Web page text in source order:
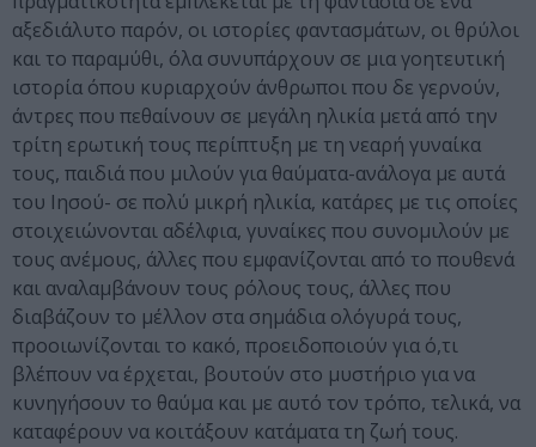
αξεδιάλυτο παρόν, οι ιστορίες φαντασμάτων, οι θρύλοι
και το παραμύθι, όλα συνυπάρχουν σε μια γοητευτική
ιστορία όπου κυριαρχούν άνθρωποι που δε γερνούν,
άντρες που πεθαίνουν σε μεγάλη ηλικία μετά από την
τρίτη ερωτική τους περίπτυξη με τη νεαρή γυναίκα
τους, παιδιά που μιλούν για θαύματα-ανάλογα με αυτά
του Ιησού- σε πολύ μικρή ηλικία, κατάρες με τις οποίες
στοιχειώνονται αδέλφια, γυναίκες που συνομιλούν με
τους ανέμους, άλλες που εμφανίζονται από το πουθενά
και αναλαμβάνουν τους ρόλους τους, άλλες που
διαβάζουν το μέλλον στα σημάδια ολόγυρά τους,
προοιωνίζονται το κακό, προειδοποιούν για ό,τι
βλέπουν να έρχεται, βουτούν στο μυστήριο για να
κυνηγήσουν το θαύμα και με αυτό τον τρόπο, τελικά, να
καταφέρουν να κοιτάξουν κατάματα τη ζωή τους.